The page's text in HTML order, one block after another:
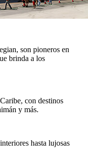
son pioneros en
brinda a los
con destinos
y más.
hasta lujosas